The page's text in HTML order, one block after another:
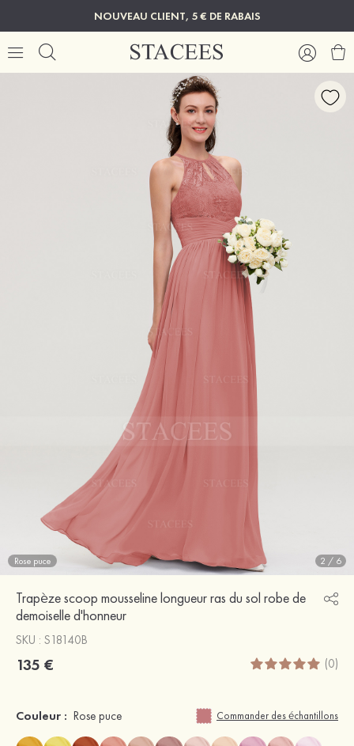
NOUVEAU CLIENT, 5 € DE RABAIS
Rose puce 2 / 6
Trapèze scoop mousseline longueur ras du sol robe de
demoiselle d'honneur
SKU : S18140B
135 € (0)
Couleur : Rose puce Commander des échantillons